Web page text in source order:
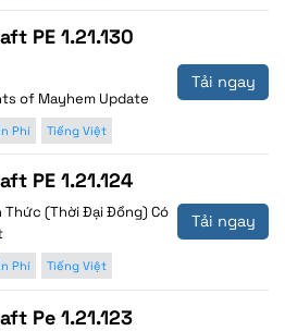
PE 1.21.130
of Mayhem Update
Phí Tiếng Việt
Tải ngay
PE 1.21.124
Thức (Thời Đại Đồng) Có
Phí Tiếng Việt
Tải ngay
Pe 1.21.123